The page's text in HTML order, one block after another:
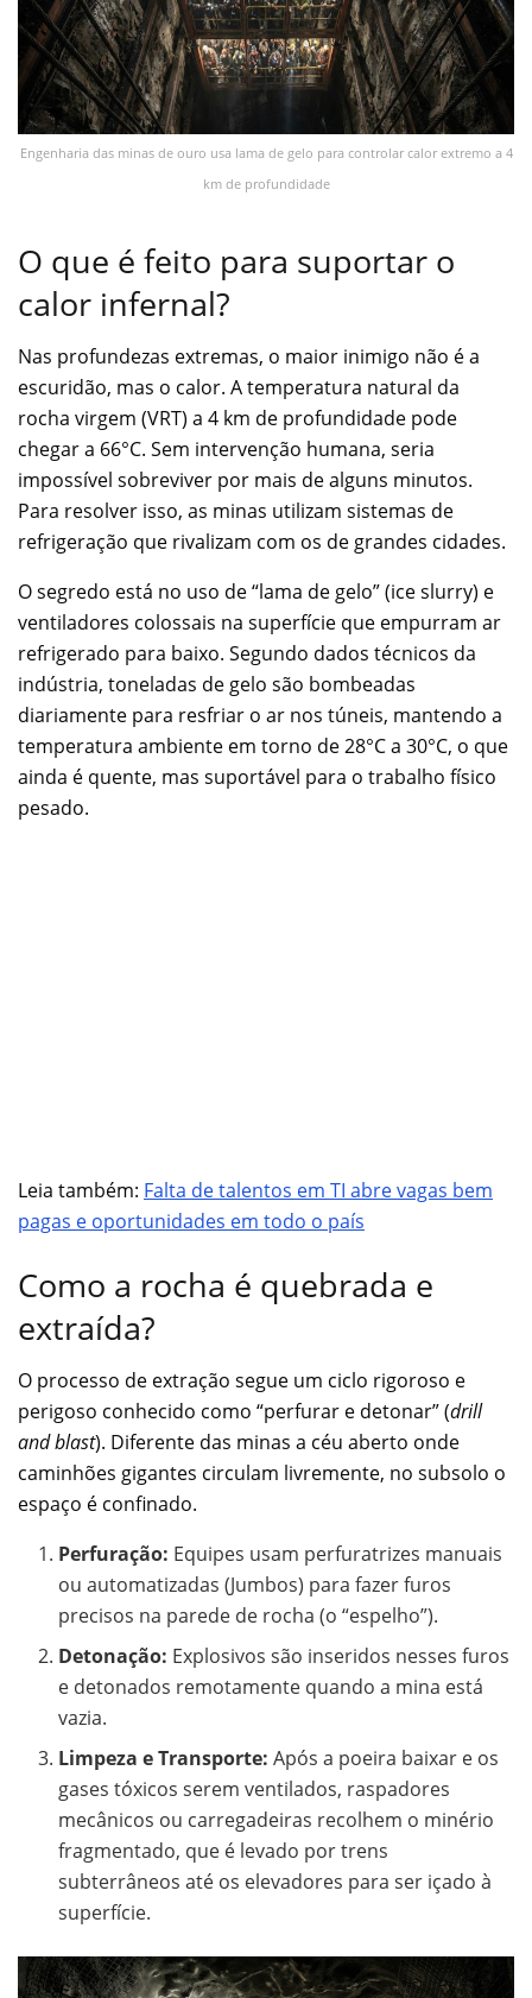
Engenharia das minas de ouro usa lama de gelo para controlar calor extremo a 4
km de profundidade
O que é feito para suportar o
calor infernal?
Nas profundezas extremas, o maior inimigo não é a
escuridão, mas o calor. A temperatura natural da
rocha virgem (VRT) a 4 km de profundidade pode
chegar a 66°C. Sem intervenção humana, seria
impossível sobreviver por mais de alguns minutos.
Para resolver isso, as minas utilizam sistemas de
refrigeração que rivalizam com os de grandes cidades.
O segredo está no uso de “lama de gelo” (ice slurry) e
ventiladores colossais na superfície que empurram ar
refrigerado para baixo. Segundo dados técnicos da
indústria, toneladas de gelo são bombeadas
diariamente para resfriar o ar nos túneis, mantendo a
temperatura ambiente em torno de 28°C a 30°C, o que
ainda é quente, mas suportável para o trabalho físico
pesado.
Leia também: Falta de talentos em TI abre vagas bem
pagas e oportunidades em todo o país
Como a rocha é quebrada e
extraída?
O processo de extração segue um ciclo rigoroso e
perigoso conhecido como “perfurar e detonar” (drill
and blast). Diferente das minas a céu aberto onde
caminhões gigantes circulam livremente, no subsolo o
espaço é confinado.
Perfuração: Equipes usam perfuratrizes manuais
ou automatizadas (Jumbos) para fazer furos
precisos na parede de rocha (o “espelho”).
Detonação: Explosivos são inseridos nesses furos
e detonados remotamente quando a mina está
vazia.
Limpeza e Transporte: Após a poeira baixar e os
gases tóxicos serem ventilados, raspadores
mecânicos ou carregadeiras recolhem o minério
fragmentado, que é levado por trens
subterrâneos até os elevadores para ser içado à
superfície.